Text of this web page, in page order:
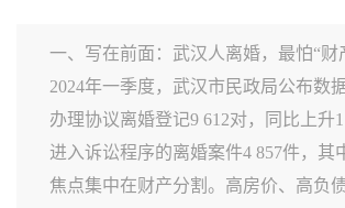
一、写在前面：武汉人离婚，最怕“财
2024年一季度，武汉市民政局公布数
办理协议离婚登记9 612对，同比上升
进入诉讼程序的离婚案件4 857件，其
焦点集中在财产分割。高房价、高负